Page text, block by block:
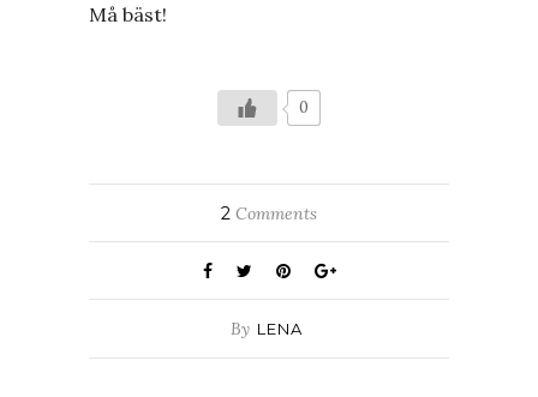
Må bäst!
0
2 Comments
By LENA